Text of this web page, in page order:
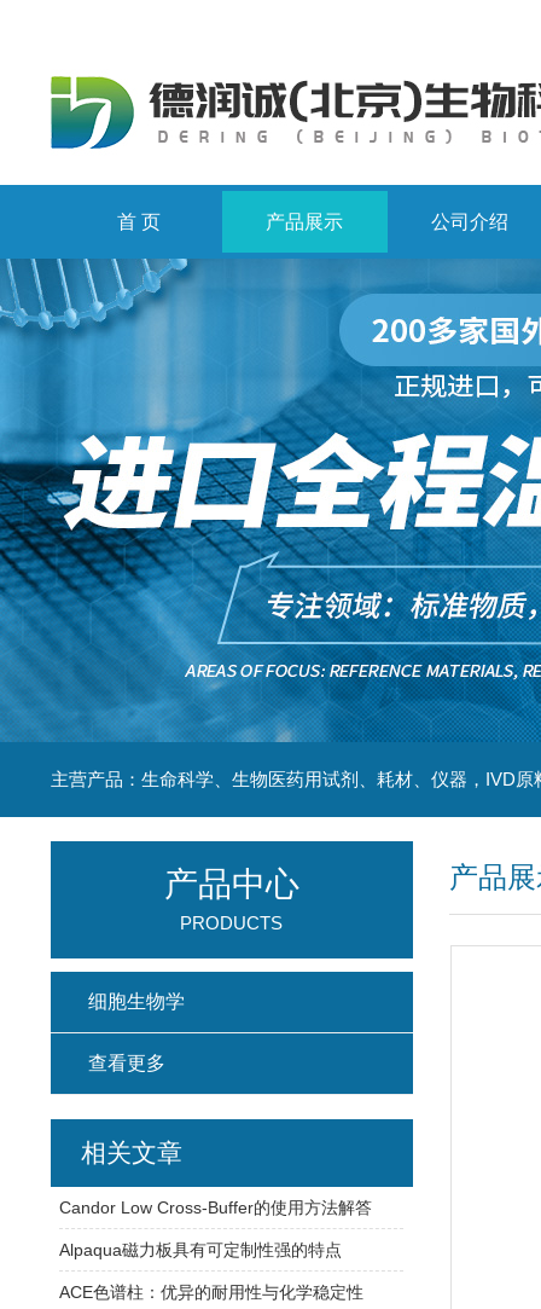
首 页 产品展示 公司介绍
主营产品：生命科学、生物医药用试剂、耗材、仪器，IVD原
产品
产品中心
PRODUCTS
细胞生物学
查看更多
相关文章
Candor Low Cross-Buffer的使用方法解答
Alpaqua磁力板具有可定制性强的特点
ACE色谱柱：优异的耐用性与化学稳定性